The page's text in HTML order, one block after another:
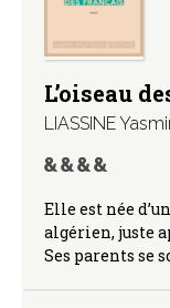
L’oiseau
LIASSINE
Elle est née
algérien, juste
Ses parents se